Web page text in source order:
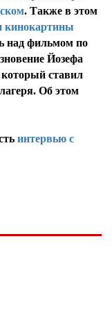
. Также в этом
кинокартины
над фильмом по
Йозефа
ставил
Об этом
интервью с